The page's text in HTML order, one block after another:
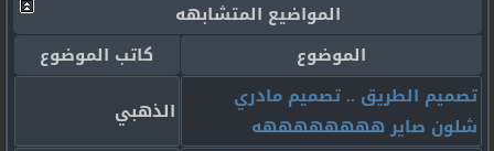
المواضيع المتشابهه
الموضوع
كاتب الموضوع
تصميم الطريق .. تصميم مادري
شلون صاير ههههههههه
الذهبي